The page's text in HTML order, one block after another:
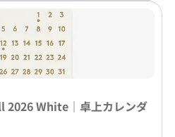
2026 White｜卓上カレンダ